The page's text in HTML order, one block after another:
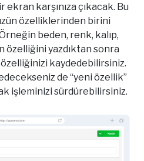
karşınıza çıkacak. Bu
özelliklerinden birini
beden, renk, kalıp,
özelliğini yazdıktan sonra
kaydedebilirsiniz.
de “yeni özellik”
işleminizi sürdürebilirsiniz.